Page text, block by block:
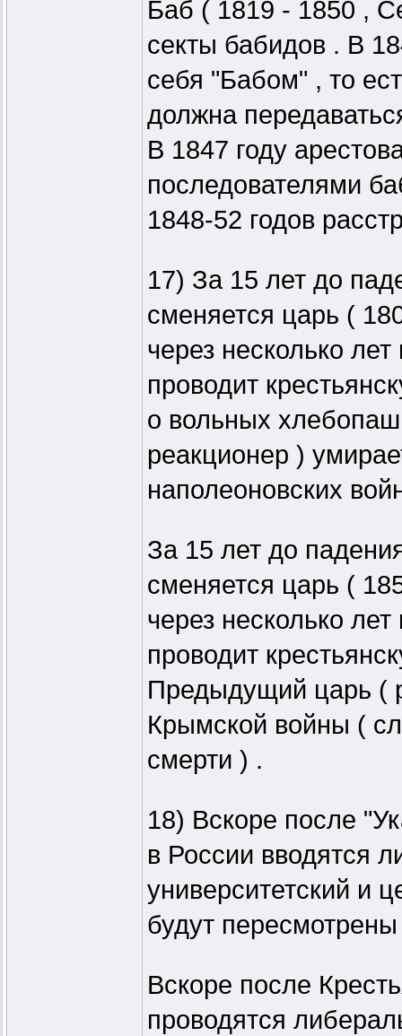
Баб ( 1819 - 1850 ,
секты бабидов . В
себя "Бабом" , то
должна
В 1847 году
последователями
1848-52 годов
17) За 15 лет до
сменяется царь (
через несколько
проводит
о вольных
реакционер )
наполеоновских
За 15 лет до
сменяется царь (
через несколько
проводит
Предыдущий царь (
Крымской войны (
смерти ) .
18) Вскоре после
в России вводятся
университетский и
будут
Вскоре после
проводятся